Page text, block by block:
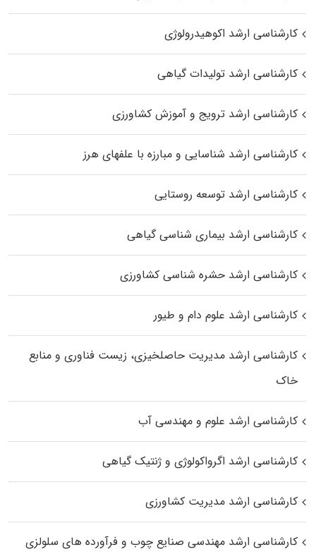
کارشناسی ارشد اکوهیدرولوژی
کارشناسی ارشد تولیدات گیاهی
کارشناسی ارشد ترویج و آموزش کشاورزی
کارشناسی ارشد شناسایی و مبارزه با علفهای هرز
کارشناسی ارشد توسعه روستایی
کارشناسی ارشد بیماری‌ شناسی گیاهی
کارشناسی ارشد حشره‌ شناسی کشاورزی
کارشناسی ارشد علوم دام و طیور
کارشناسی ارشد مدیریت حاصلخیزی، زیست فناوری و منابع
خاک
کارشناسی ارشد علوم و مهندسی آب
کارشناسی ارشد اگرواکولوژی و ژنتیک گیاهی
کارشناسی ارشد مدیریت کشاورزی
کارشناسی ارشد مهندسی صنایع چوب و فرآورده‌ های سلولزی